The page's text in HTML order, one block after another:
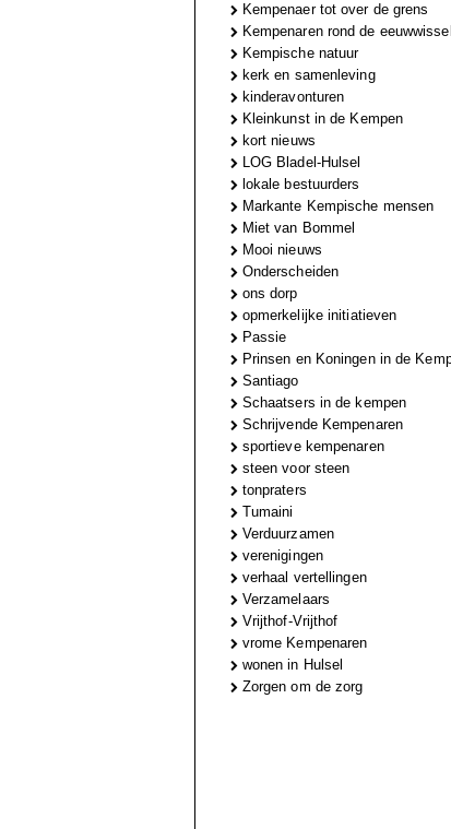
Kempenaer tot over de grens
Kempenaren rond de
Kempische natuur
kerk en samenleving
kinderavonturen
Kleinkunst in de Kempen
kort nieuws
LOG Bladel-Hulsel
lokale bestuurders
Markante Kempische mensen
Miet van Bommel
Mooi nieuws
Onderscheiden
ons dorp
opmerkelijke initiatieven
Passie
Prinsen en Koningen in de
Santiago
Schaatsers in de kempen
Schrijvende Kempenaren
sportieve kempenaren
steen voor steen
tonpraters
Tumaini
Verduurzamen
verenigingen
verhaal vertellingen
Verzamelaars
Vrijthof-Vrijthof
vrome Kempenaren
wonen in Hulsel
Zorgen om de zorg